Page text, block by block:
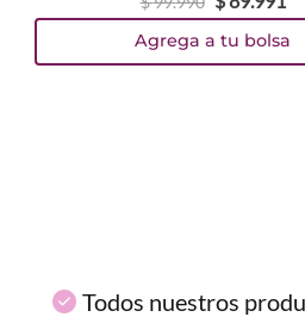
Agrega a tu bolsa
Todos nuestros